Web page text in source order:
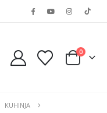
0
KUHINJA